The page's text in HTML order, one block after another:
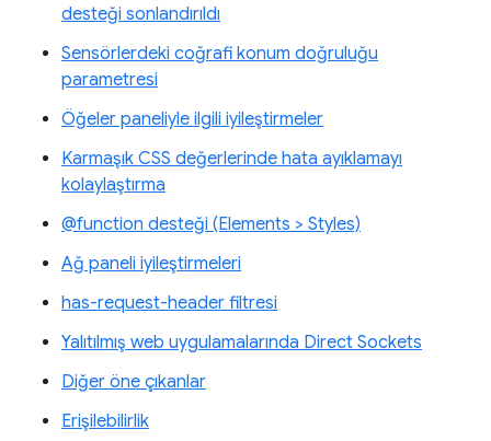
desteği sonlandırıldı
Sensörlerdeki coğrafi konum doğruluğu
parametresi
Öğeler paneliyle ilgili iyileştirmeler
Karmaşık CSS değerlerinde hata ayıklamayı
kolaylaştırma
@function desteği (Elements > Styles)
Ağ paneli iyileştirmeleri
has-request-header filtresi
Yalıtılmış web uygulamalarında Direct Sockets
Diğer öne çıkanlar
Erişilebilirlik